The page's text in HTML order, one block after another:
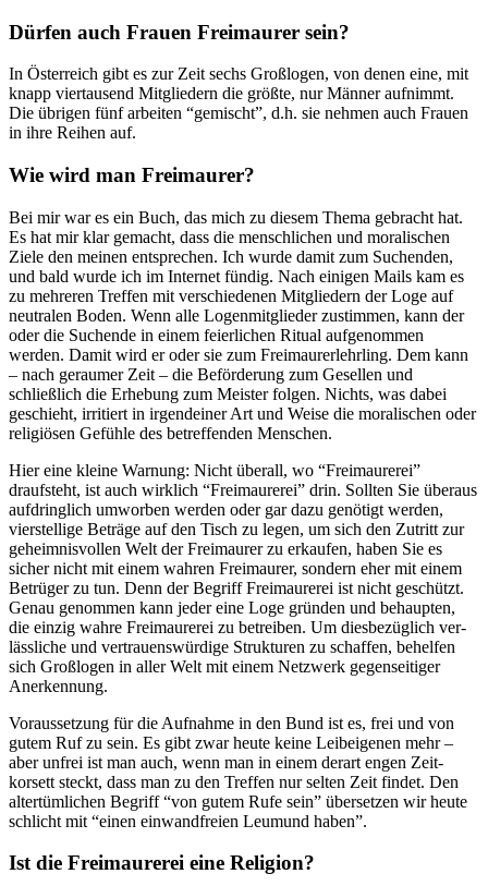
Dürfen auch Frauen Frei­maurer sein?
In Österreich gibt es zur Zeit sechs Großlogen, von denen eine, mit
knapp viertausend Mitglie­dern die größte, nur Männer auf­nimmt.
Die übrigen fünf arbeiten “gemischt”, d.h. sie nehmen auch Frauen
in ihre Reihen auf.
Wie wird man Freimaurer?
Bei mir war es ein Buch, das mich zu diesem Thema gebracht hat.
Es hat mir klar gemacht, dass die menschlichen und mora­lischen
Ziele den meinen ent­sprechen. Ich wurde damit zum Suchenden,
und bald wurde ich im Internet fündig. Nach einigen Mails kam es
zu mehreren Tref­fen mit verschiedenen Mitglie­dern der Loge auf
neutralen Bo­den. Wenn alle Logenmitglieder zustimmen, kann der
oder die Suchende in einem feierlichen Ritual aufgenommen
werden. Damit wird er oder sie zum Frei­maurerlehrling. Dem kann
– nach geraumer Zeit – die Beför­derung zum Gesellen und
schließlich die Erhebung zum Meister folgen. Nichts, was dabei
geschieht, irritiert in irgendeiner Art und Weise die moralischen oder
religiösen Gefühle des be­treffenden Menschen.
Hier eine kleine Warnung: Nicht überall, wo “Freimaurerei”
draufsteht, ist auch wirklich “Freimaurerei” drin. Sollten Sie überaus
aufdringlich umworben werden oder gar dazu genötigt werden,
vierstellige Beträge auf den Tisch zu legen, um sich den Zutritt zur
geheimnisvollen Welt der Freimaurer zu erkaufen, ha­ben Sie es
sicher nicht mit einem wahren Freimaurer, sondern eher mit einem
Betrüger zu tun. Denn der Begriff Freimaurerei ist nicht geschützt.
Genau ge­nommen kann jeder eine Loge gründen und behaupten,
die ein­zig wahre Freimaurerei zu be­treiben. Um diesbezüglich ver­
lässliche und vertrauenswürdige Strukturen zu schaffen, behelfen
sich Großlogen in aller Welt mit einem Netzwerk gegenseitiger
Anerkennung.
Voraussetzung für die Aufnahme in den Bund ist es, frei und von
gutem Ruf zu sein. Es gibt zwar heute keine Leibeigenen mehr –
aber unfrei ist man auch, wenn man in einem derart engen Zeit­
korsett steckt, dass man zu den Treffen nur selten Zeit findet. Den
altertümlichen Begriff “von gutem Rufe sein” übersetzen wir heute
schlicht mit “einen ein­wandfreien Leumund haben”.
Ist die Freimaurerei eine Re­ligion?